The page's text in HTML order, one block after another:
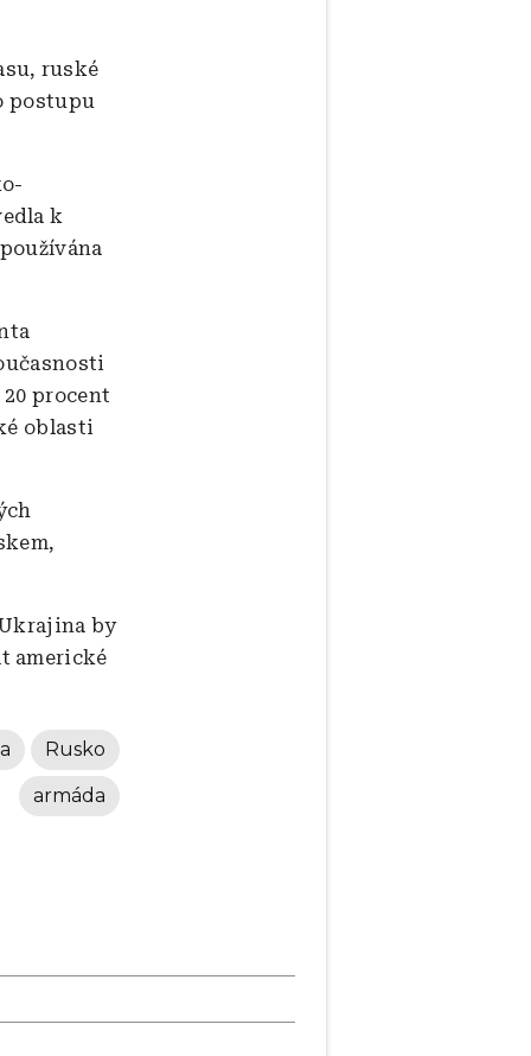
ruské
postupu
k
procent
oblasti
by
americké
Rusko
armáda